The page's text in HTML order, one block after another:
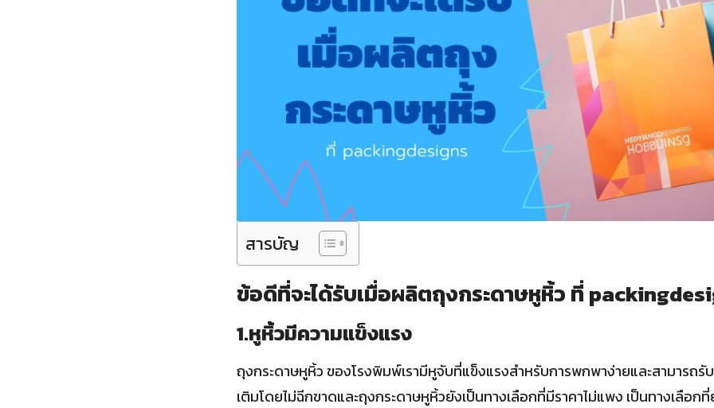
สารบัญ
ข้อดีที่จะได้รับเมื่อผลิตถุงกระดาษหูหิ้ว ที่
1.หูหิ้วมีความแข็งแรง
ถุงกระดาษหูหิ้ว ของโรงพิมพ์เรามีหูจับที่แข็งแรงสำหรับการพกพาง่ายและสามารถ
เติมโดยไม่ฉีกขาดและถุงกระดาษหูหิ้วยังเป็นทางเลือกที่มีราคาไม่แพง เป็นทางเลือก